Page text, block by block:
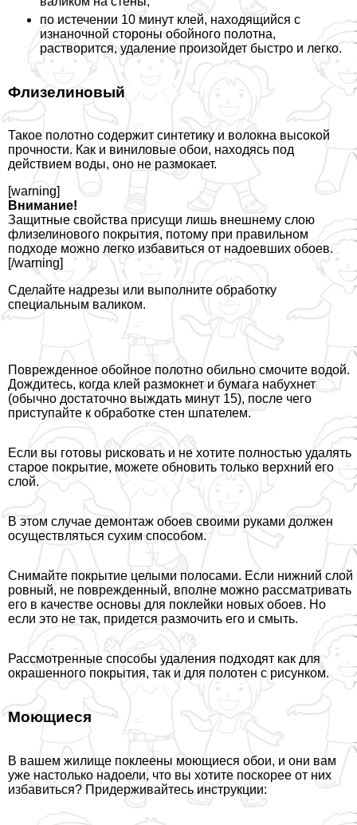
по истечении 10 минут клей, находящийся с
изнаночной стороны обойного полотна,
растворится, удаление произойдет быстро и легко.
Флизелиновый
Такое полотно содержит синтетику и волокна высокой
прочности. Как и виниловые обои, находясь под
действием воды, оно не размокает.
[warning]
Внимание!
Защитные свойства присущи лишь внешнему слою
флизелинового покрытия, потому при правильном
подходе можно легко избавиться от надоевших обоев.
[/warning]
Сделайте надрезы или выполните обработку
специальным валиком.
Поврежденное обойное полотно обильно смочите водой.
Дождитесь, когда клей размокнет и бумага набухнет
(обычно достаточно выждать минут 15), после чего
приступайте к обработке стен шпателем.
Если вы готовы рисковать и не хотите полностью удалять
старое покрытие, можете обновить только верхний его
слой.
В этом случае демонтаж обоев своими руками должен
осуществляться сухим способом.
Снимайте покрытие целыми полосами. Если нижний слой
ровный, не поврежденный, вполне можно рассматривать
его в качестве основы для поклейки новых обоев. Но
если это не так, придется размочить его и смыть.
Рассмотренные способы удаления подходят как для
окрашенного покрытия, так и для полотен с рисунком.
Моющиеся
В вашем жилище поклеены моющиеся обои, и они вам
уже настолько надоели, что вы хотите поскорее от них
избавиться? Придерживайтесь инструкции: